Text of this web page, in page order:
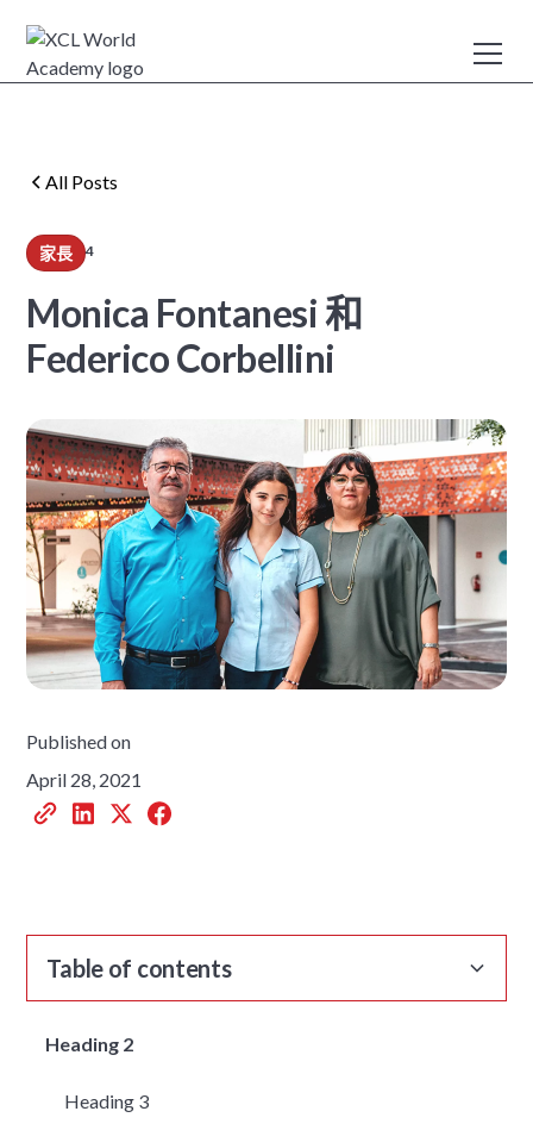
All Posts
家長 4
Monica Fontanesi 和
Federico Corbellini
Published on
April 28, 2021
Table of contents
Heading 2
Heading 3